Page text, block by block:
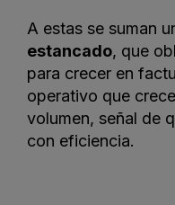
A estas se suman
estancado, que
para crecer en
operativo que
volumen, señal de
con eficiencia.